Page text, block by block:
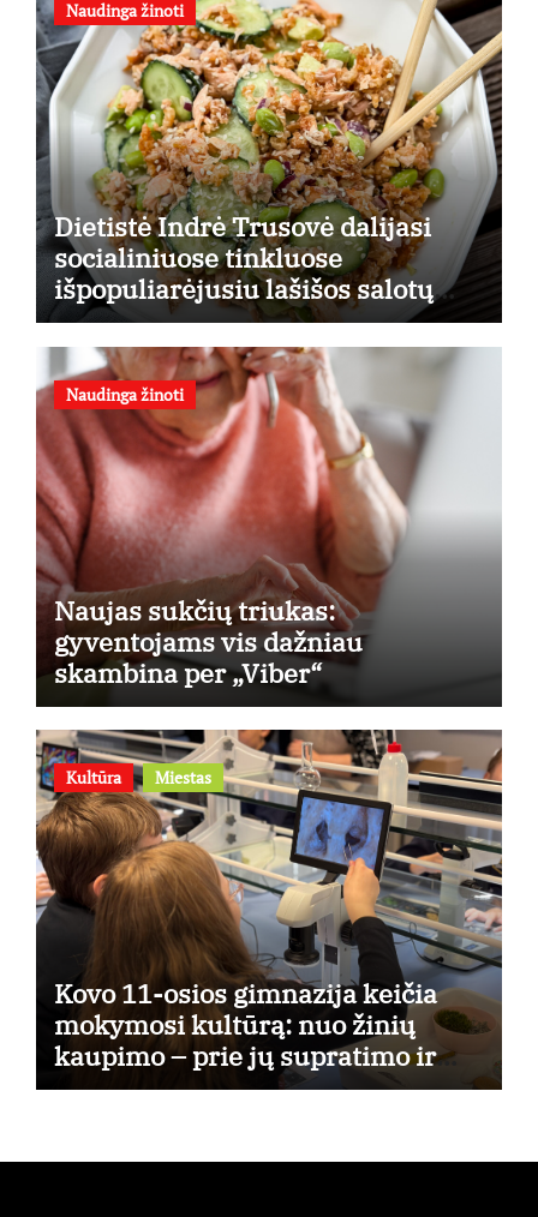
Naudinga žinoti
Dietistė Indrė Trusovė dalijasi
socialiniuose tinkluose
išpopuliarėjusiu lašišos salotų
receptu
Naudinga žinoti
Naujas sukčių triukas:
gyventojams vis dažniau
skambina per „Viber“
Kultūra Miestas
Kovo 11-osios gimnazija keičia
mokymosi kultūrą: nuo žinių
kaupimo – prie jų supratimo ir
taikymo